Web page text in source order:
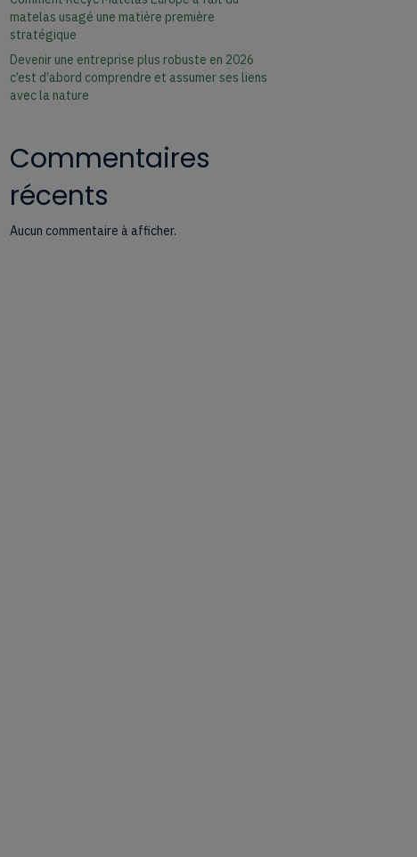
matelas usagé une matière première
stratégique
Devenir une entreprise plus robuste en 2026
c’est d’abord comprendre et assumer ses liens
avec la nature
Commentaires
récents
Aucun commentaire à afficher.